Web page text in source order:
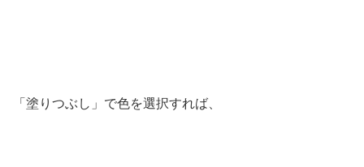
「塗りつぶし」で色を選択すれば、